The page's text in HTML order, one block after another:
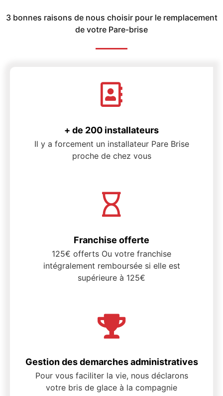
3 bonnes raisons de nous choisir pour le remplacement
de votre Pare-brise
+ de 200 installateurs
Il y a forcement un installateur Pare Brise
proche de chez vous
Franchise offerte
125€ offerts Ou votre franchise
intégralement remboursée si elle est
supérieure à 125€
Gestion des demarches administratives
Pour vous faciliter la vie, nous déclarons
votre bris de glace à la compagnie